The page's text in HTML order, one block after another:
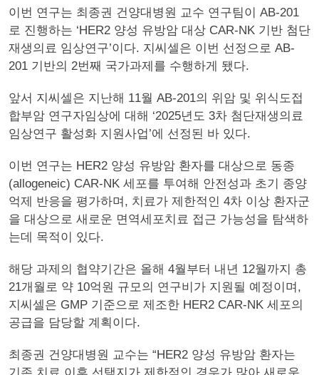
이번 연구는 최종권 건양대병원 교수 연구팀이 AB-201
로 진행하는 ‘HER2 양성 유방암 대상 CAR-NK 기반 첨단
재생의료 임상연구’이다. 지씨셀은 이번 선정으로 AB-
201 기반의 2번째 국가과제를 수행하게 됐다.
앞서 지씨셀은 지난해 11월 AB-201의 위암 및 위식도접
합부암 연구자임상에 대해 ‘2025년도 3차 첨단재생의료
임상연구 활성화 지원사업’에 선정된 바 있다.
이번 연구는 HER2 양성 유방암 환자를 대상으로 동종
(allogeneic) CAR-NK 세포를 투여해 안전성과 초기 종양
억제 반응을 평가하며, 치료가 제한적인 4차 이상 환자군
을 대상으로 새로운 면역세포치료 접근 가능성을 탐색하
는데 목적이 있다.
해당 과제의 협약기간은 올해 4월부터 내년 12월까지 총
21개월로 약 10억원 규모의 연구비가 지원될 예정이며,
지씨셀은 GMP 기준으로 제조한 HER2 CAR-NK 세포의
공급을 담당할 계획이다.
최종권 건양대병원 교수는 “HER2 양성 유방암 환자는